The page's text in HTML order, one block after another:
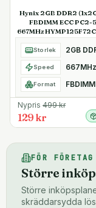
Hynix 2GB DDR2
FBDIMM ECC PC2-
667MHz
Storlek 2GB
Speed 667MHz
Format FBDIMM
Nypris 499kr
129 kr
FÖR FÖRETAG
Större
Större
skräddarsydda